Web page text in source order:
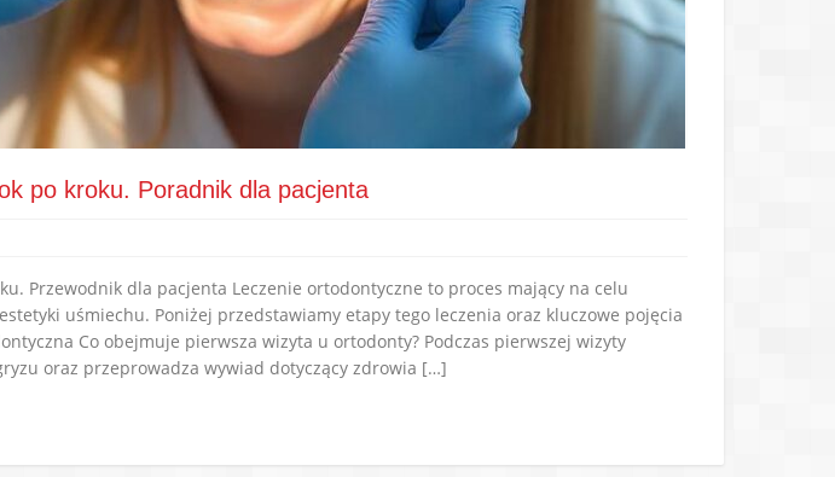
po kroku. Poradnik dla pacjenta
Przewodnik dla pacjenta Leczenie ortodontyczne to proces mający na celu
uśmiechu. Poniżej przedstawiamy etapy tego leczenia oraz kluczowe pojęcia
Co obejmuje pierwsza wizyta u ortodonty? Podczas pierwszej wizyty
oraz przeprowadza wywiad dotyczący zdrowia […]